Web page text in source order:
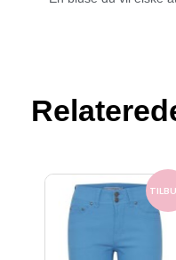
Den
oprindelige
pris
var:
Den
pris
er: